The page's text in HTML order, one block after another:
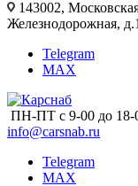
143002,
Железнодорожная,
Telegram
MAX
ПН-ПТ с 9-00 до 18-
info@carsnab.ru
Telegram
MAX